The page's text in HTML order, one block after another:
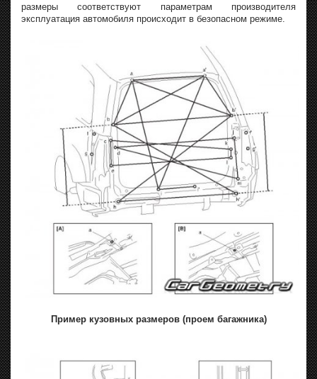
размеры соответствуют параметрам производителя
эксплуатация автомобиля происходит в безопасном режиме.
Пример кузовных размеров (проем багажника)